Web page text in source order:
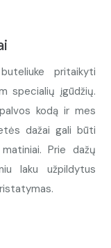
pritaikyti
specialių įgūdžių.
kodą ir mes
dažai gali būti
Prie dažų
laku užpildytus